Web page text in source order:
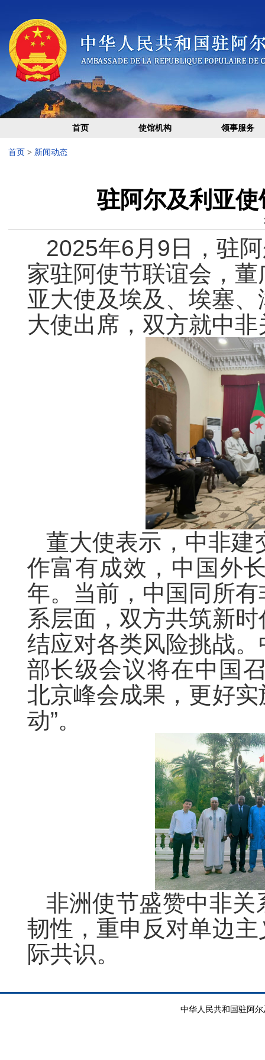
首页 使馆机构 领事服务
首页 > 新闻动态
驻阿尔及利亚
2025年6月9日，驻
家驻阿使节联谊会，
亚大使及埃及、埃塞
大使出席，双方就中
董大使表示，中非建
作富有成效，中国外
年。当前，中国同所
系层面，双方共筑新
结应对各类风险挑战
部长级会议将在中国
北京峰会成果，更好实
动”。
非洲使节盛赞中非
韧性，重申反对单边
际共识。
中华人民共和国驻阿